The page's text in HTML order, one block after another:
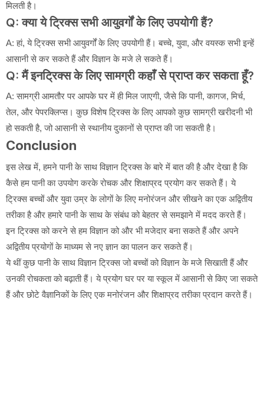
मिलती है।
Q: क्या ये ट्रिक्स सभी आयुवर्गों के लिए उपयोगी हैं?
A: हां, ये ट्रिक्स सभी आयुवर्गों के लिए उपयोगी हैं। बच्चे, युवा, और वयस्क सभी इन्हें
आसानी से कर सकते हैं और विज्ञान के मजे ले सकते हैं।
Q: मैं इनट्रिक्स के लिए सामग्री कहाँ से प्राप्त कर सकता हूँ?
A: सामग्री आमतौर पर आपके घर में ही मिल जाएगी, जैसे कि पानी, कागज, मिर्च,
तेल, और पेपरक्लिप्स। कुछ विशेष ट्रिक्स के लिए आपको कुछ सामग्री खरीदनी भी
हो सकती है, जो आसानी से स्थानीय दुकानों से प्राप्त की जा सकती है।
Conclusion
इस लेख में, हमने पानी के साथ विज्ञान ट्रिक्स के बारे में बात की है और देखा है कि
कैसे हम पानी का उपयोग करके रोचक और शिक्षाप्रद प्रयोग कर सकते हैं। ये
ट्रिक्स बच्चों और युवा उम्र के लोगों के लिए मनोरंजन और सीखने का एक अद्वितीय
तरीका है और हमारे पानी के साथ के संबंध को बेहतर से समझाने में मदद करते हैं।
इन ट्रिक्स को करने से हम विज्ञान को और भी मजेदार बना सकते हैं और अपने
अद्वितीय प्रयोगों के माध्यम से नए ज्ञान का पालन कर सकते हैं।
ये थीं कुछ पानी के साथ विज्ञान ट्रिक्स जो बच्चों को विज्ञान के मजे सिखाती हैं और
उनकी रोचकता को बढ़ाती हैं। ये प्रयोग घर पर या स्कूल में आसानी से किए जा सकते
हैं और छोटे वैज्ञानिकों के लिए एक मनोरंजन और शिक्षाप्रद तरीका प्रदान करते हैं।